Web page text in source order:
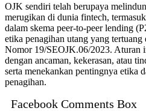
OJK sendiri telah berupaya
merugikan di dunia fintech,
dalam skema peer-to-peer lending
etika penagihan utang yang
Nomor 19/SEOJK.06/2023. Aturan
dengan ancaman, kekerasan, atau
serta menekankan pentingnya etika
penagihan.
Facebook Comments Box